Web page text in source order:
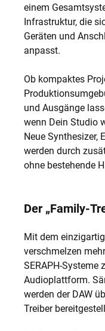
einem
Infrastruktur, die
Geräten und
anpasst.
Ob kompaktes
und Ausgänge
wenn Dein Studio
Neue Synthesizer,
werden durch
ohne bestehende
Der „Family-
Mit dem
verschmelzen
SERAPH-Systeme
Audioplattform.
werden der DAW
Treiber